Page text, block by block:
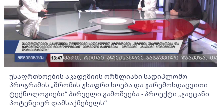
უსაფრთხოების აკადემიის ორწლიანი სადიპლომო
პროგრამის „შრომის უსაფრთხოება და გარემოსდაცვითი
ტექნოლოგიები“ პირველი გამოშვება - პროექტი „გაეცანი
პოტენციურ დამსაქმებელს“